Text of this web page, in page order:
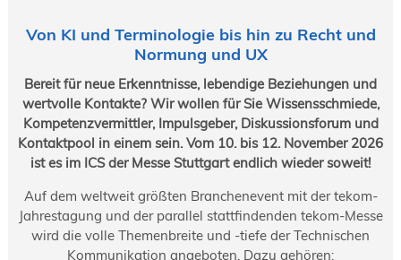
Von KI und Terminologie bis hin zu Recht und
Normung und UX
Bereit für neue Erkenntnisse, lebendige Beziehungen und
wertvolle Kontakte? Wir wollen für Sie Wissensschmiede,
Kompetenzvermittler, Impulsgeber, Diskussionsforum und
Kontaktpool in einem sein. Vom 10. bis 12. November 2026
ist es im ICS der Messe Stuttgart endlich wieder soweit!
Auf dem weltweit größten Branchenevent mit der tekom-
Jahrestagung und der parallel stattfindenden tekom-Messe
wird die volle Themenbreite und -tiefe der Technischen
Kommunikation angeboten. Dazu gehören: